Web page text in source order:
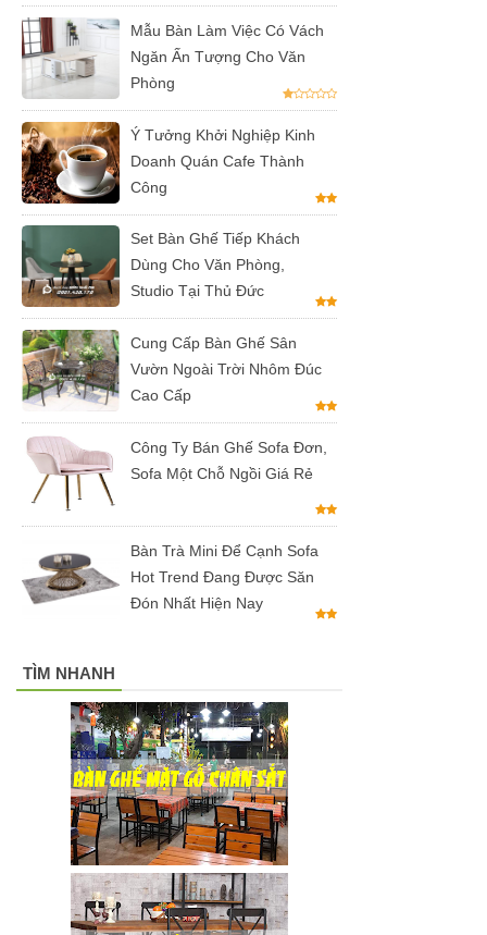
công, sân
thượng
Set bàn ghế
tiếp khách
văn phòng
ghế bọc vải
Bộ bàn ghế
tiếp khách
spa, nail,
studio, văn
phòng, căn
hộ màu
hồng
gaming, ghế
streamer
tại HCM
Tổng hợp
các mẫu
chân bàn
cafe, chân
bàn decor,
chân bàn
Mẫu Bàn Làm Việc Có Vách
Ngăn Ấn Tượng Cho Văn
Phòng
Ý Tưởng Khởi Nghiệp Kinh
Doanh Quán Cafe Thành
Công
Set Bàn Ghế Tiếp Khách
Dùng Cho Văn Phòng,
Studio Tại Thủ Đức
Cung Cấp Bàn Ghế Sân
Vườn Ngoài Trời Nhôm Đúc
Cao Cấp
Công Ty Bán Ghế Sofa Đơn,
Sofa Một Chỗ Ngồi Giá Rẻ
Bàn Trà Mini Để Cạnh Sofa
Hot Trend Đang Được Săn
Đón Nhất Hiện Nay
TÌM NHANH